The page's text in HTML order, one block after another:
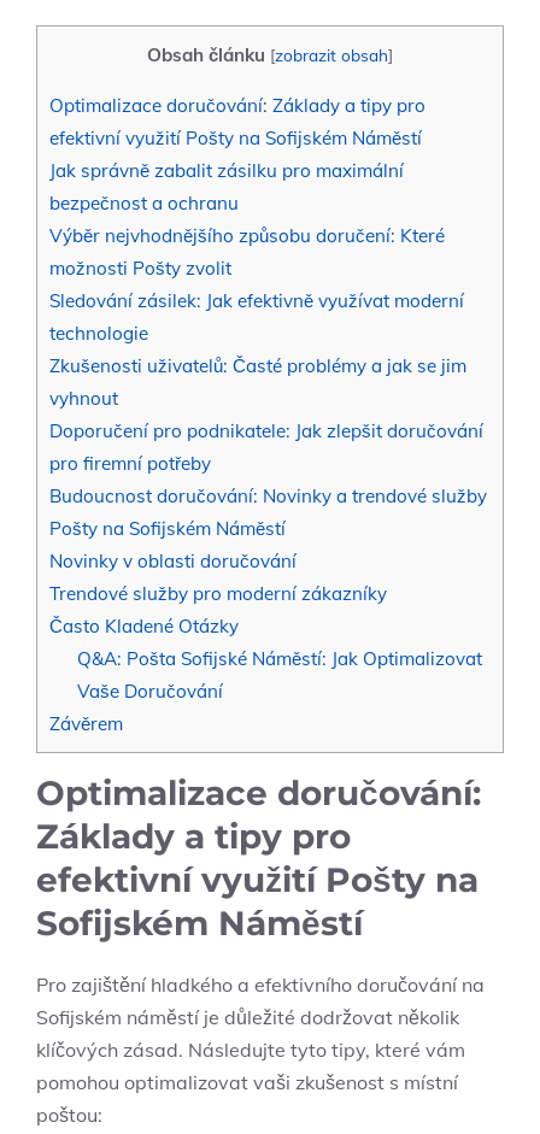
Obsah článku [zobrazit obsah]
Optimalizace doručování: Základy a tipy pro
efektivní využití Pošty na Sofijském Náměstí
Jak správně​ zabalit zásilku pro maximální
bezpečnost a ochranu
Výběr‍ nejvhodnějšího způsobu ⁣doručení: Které⁤
možnosti Pošty zvolit
Sledování ​zásilek: Jak efektivně využívat​ moderní
technologie
Zkušenosti ⁣uživatelů:​ Časté problémy a jak se ⁤jim‍
vyhnout
Doporučení pro‌ podnikatele: Jak zlepšit doručování
‌pro firemní potřeby
Budoucnost doručování:⁢ Novinky‍ a trendové služby
Pošty ⁤na Sofijském Náměstí
Novinky v oblasti doručování
Trendové služby pro moderní zákazníky
Často Kladené Otázky
Q&A: Pošta Sofijské Náměstí: Jak Optimalizovat
Vaše ‌Doručování
Závěrem
Optimalizace doručování:
Základy a tipy pro
efektivní využití Pošty na
Sofijském Náměstí
Pro zajištění hladkého a‍ efektivního doručování na⁢
Sofijském náměstí je důležité dodržovat ⁢několik
⁤klíčových zásad. Následujte tyto tipy, které‌ vám
pomohou optimalizovat vaši zkušenost s místní
poštou: